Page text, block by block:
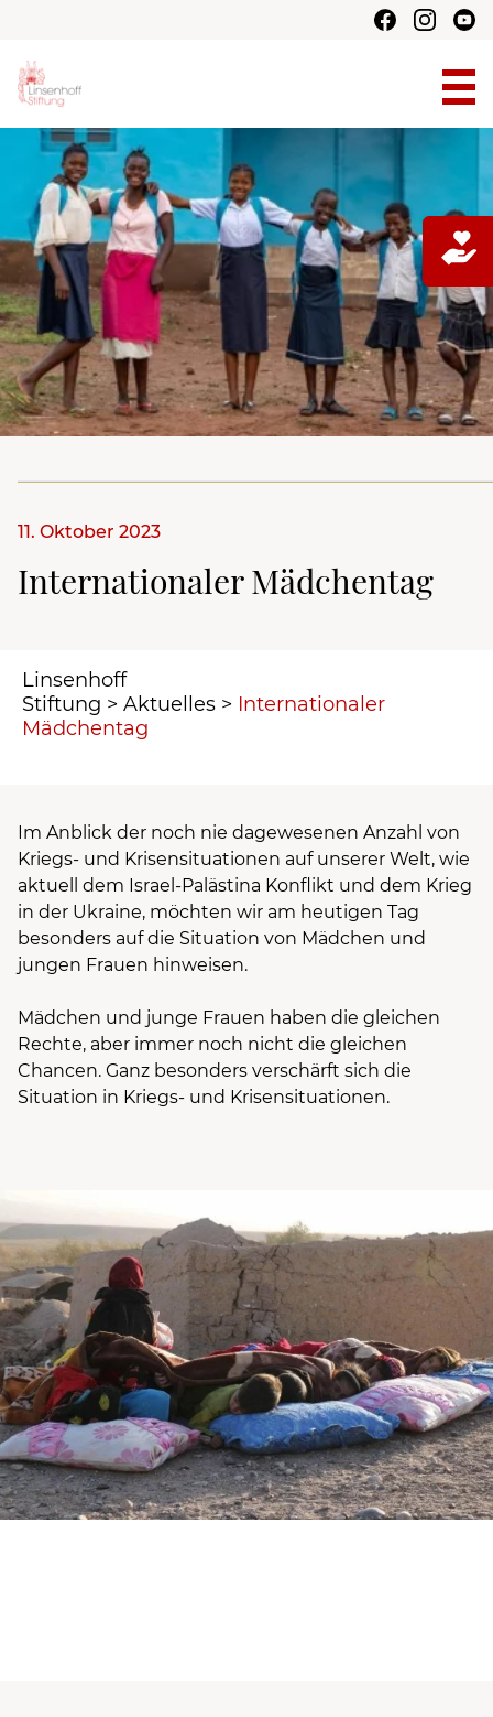
11. Oktober 2023
Internationaler Mädchentag
Linsenhoff
Stiftung > Aktuelles > Internationaler
Mädchentag
Im Anblick der noch nie dagewesenen Anzahl von
Kriegs- und Krisensituationen auf unserer Welt, wie
aktuell dem Israel-Palästina Konflikt und dem Krieg
in der Ukraine, möchten wir am heutigen Tag
besonders auf die Situation von Mädchen und
jungen Frauen hinweisen.
Mädchen und junge Frauen haben die gleichen
Rechte, aber immer noch nicht die gleichen
Chancen. Ganz besonders verschärft sich die
Situation in Kriegs- und Krisensituationen.